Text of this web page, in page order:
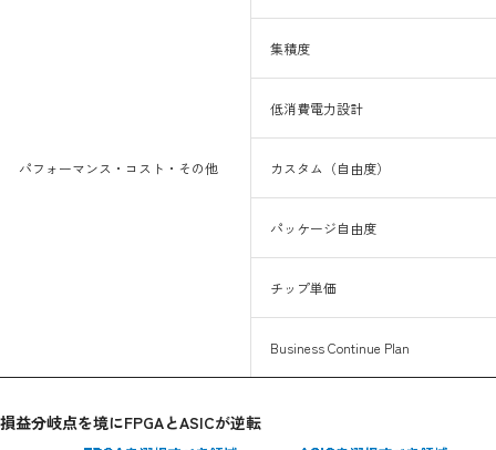
パフォーマンス・コスト・その他
集積度
低消費電力設計
カスタム（自由度）
パッケージ自由度
チップ単価
Business Continue Plan
損益分岐点を境にFPGAとASICが逆転